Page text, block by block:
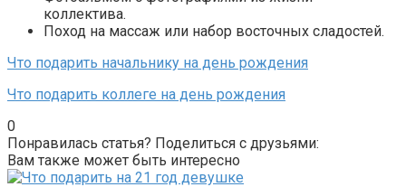
коллектива.
Поход на массаж или набор восточных сладостей.
Что подарить начальнику на день рождения
Что подарить коллеге на день рождения
0
Понравилась статья? Поделиться с друзьями:
Вам также может быть интересно